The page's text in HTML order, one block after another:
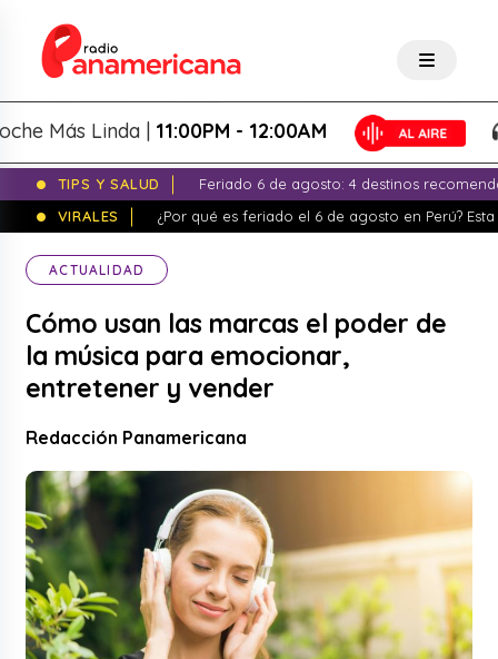
Linda |11:00PM - 12:00AM
TIPS Y SALUD
Feriado 6 de agosto: 4 destinos
VIRALES
¿Por qué es feriado el 6 de agosto en Perú?
ACTUALIDAD
Cómo usan las marcas el poder de
la música para emocionar,
entretener y vender
Redacción Panamericana